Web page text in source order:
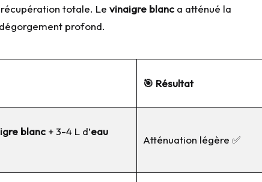
totale. Le vinaigre blanc a atténué la
profond.
🎯 Résultat
blanc + 3-4 L d’eau
Atténuation légère ✅